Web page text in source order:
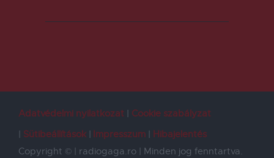
Adatvédelmi nyilatkozat
Cookie szabályzat
Sütibeállítások
Impresszum
Hibajelentés
Copyright © | radiogaga.ro | Minden jog fenntartva.